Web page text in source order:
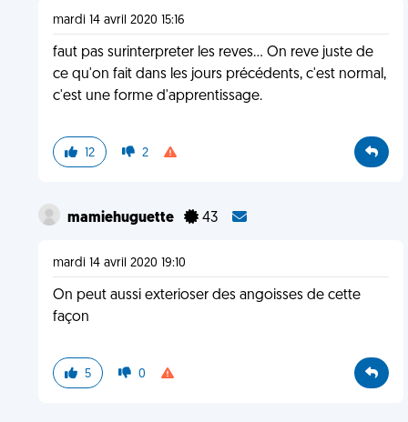
mardi 14 avril 2020 15:16
faut pas surinterpreter les reves... On reve juste de
ce qu'on fait dans les jours précédents, c'est normal,
c'est une forme d'apprentissage.
12 2
mamiehuguette 43
mardi 14 avril 2020 19:10
On peut aussi exterioser des angoisses de cette
façon
5 0